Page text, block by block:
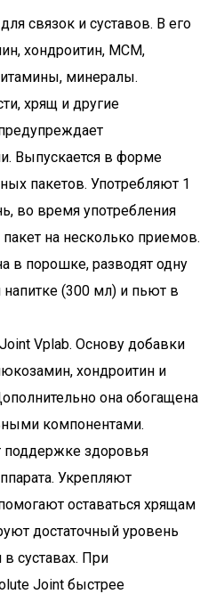
связок и суставов. В его
хондроитин, МСМ,
минералы.
хрящ и другие
Выпускается в форме
пакетов. Употребляют 1
во время употребления
на несколько приемов.
в порошке, разводят одну
(300 мл) и пьют в
Vplab. Основу добавки
хондроитин и
она обогащена
компонентами.
поддержке здоровья
Укрепляют
оставаться хрящам
достаточный уровень
суставах. При
Joint быстрее